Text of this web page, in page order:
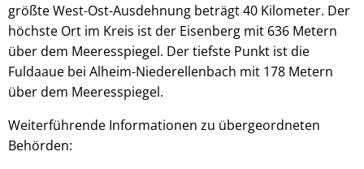
größte West-Ost-Ausdehnung beträgt 40 Kilometer. Der
höchste Ort im Kreis ist der Eisenberg mit 636 Metern
über dem Meeresspiegel. Der tiefste Punkt ist die
Fuldaaue bei Alheim-Niederellenbach mit 178 Metern
über dem Meeresspiegel.
Weiterführende Informationen zu übergeordneten
Behörden: